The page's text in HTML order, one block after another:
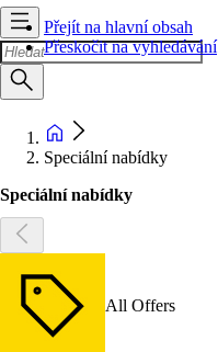
Přejít na hlavní obsah
Přeskočit na vyhledávání
Speciální nabídky
Speciální nabídky
All Offers